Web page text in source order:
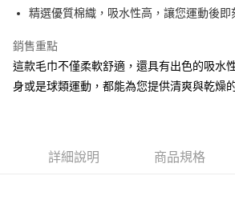
Google Pay
AFTEE先享後付
相關說明
AFTEE先享後付是「在收到商品之後才付款」的支
３．安心：先確認商品／服務後，再付款。
ATM付款
全家取貨付款
精選優質棉織，吸水性高，讓您運動後即
銷售重點
這款毛巾不僅柔軟舒適，還具有出色的吸水
身或是球類運動，都能為您提供清爽與乾燥
詳細說明 商品規格